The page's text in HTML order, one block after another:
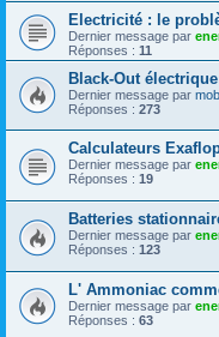
Electricité : le
Dernier message par
Réponses : 11
Black-Out électrique
Dernier message par
Réponses : 273
Calculateurs
Dernier message par
Réponses : 19
Batteries
Dernier message par
Réponses : 123
L' Ammoniac
Dernier message par
Réponses : 63